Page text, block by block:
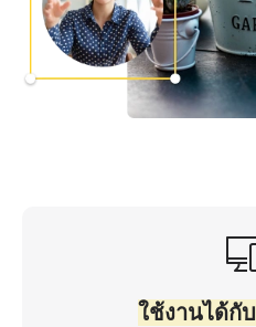
ใช้งานได้กั